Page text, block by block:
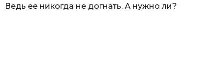
Ведь ее никогда не догнать. А нужно ли?